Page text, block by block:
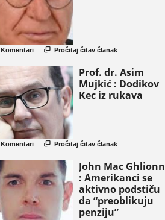
Komentari  Pročitaj čitav članak
Prof. dr. Asim
Mujkić : Dodikov
Kec iz rukava
Komentari  Pročitaj čitav članak
John Mac Ghlionn
: Amerikanci se
aktivno podstiču
da “preoblikuju
penziju”